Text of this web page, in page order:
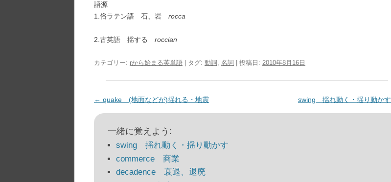
語源
1.俗ラテン語 石、岩 rocca
2.古英語 揺する roccian
カテゴリー: rから始まる英単語 | タグ: 動詞 , 名詞 | 投稿日: 2010年8月16日
投
稿
← quake (地面などが)揺れる・地震 swing 揺れ動く・揺り動かす
一緒に覚えよう:
swing 揺れ動く・揺り動かす
commerce 商業
decadence 衰退、退廃